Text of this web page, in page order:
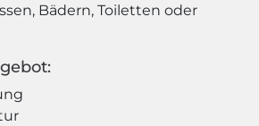
Bädern, Toiletten oder